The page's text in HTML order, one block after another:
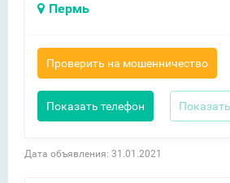
Пермь
Проверить на мошенничество
Показать телефон
Дата объявления: 31.01.2021